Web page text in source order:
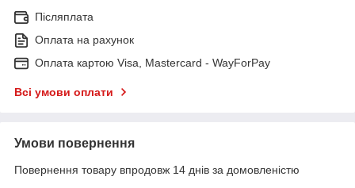
Післяплата
Оплата на рахунок
Оплата картою Visa, Mastercard - WayForPay
Всі умови оплати
Умови повернення
Повернення товару впродовж 14 днів за домовленістю